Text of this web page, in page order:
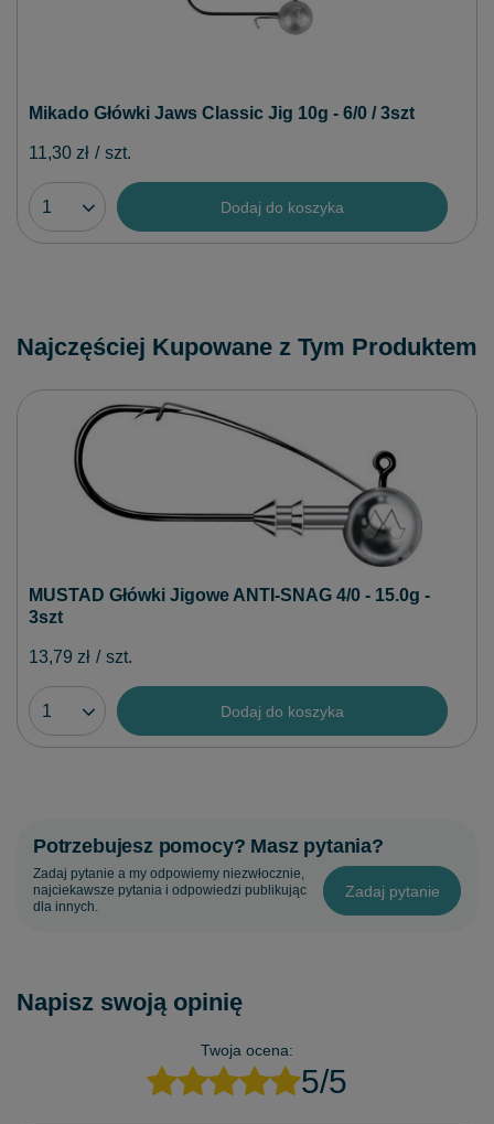
Mikado Główki Jaws Classic Jig 10g - 6/0 / 3szt
11,30 zł / szt.
Dodaj do koszyka
Najczęściej Kupowane z Tym Produktem
MUSTAD Główki Jigowe ANTI-SNAG 4/0 - 15.0g -
3szt
13,79 zł / szt.
Dodaj do koszyka
Potrzebujesz pomocy? Masz pytania?
Zadaj pytanie a my odpowiemy niezwłocznie,
najciekawsze pytania i odpowiedzi publikując
dla innych.
Zadaj pytanie
Napisz swoją opinię
Twoja ocena:
5/5